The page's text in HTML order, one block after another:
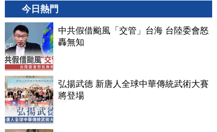
今日熱門
中共假借颱風「交管」台海 台陸委會怒
轟無知
弘揚武德 新唐人全球中華傳統武術大賽
將登場